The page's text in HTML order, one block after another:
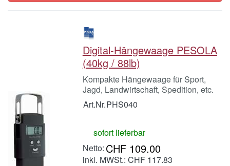
Digital-Hängewaage PESOLA
(40kg / 88lb)
Kompakte Hängewaage für Sport,
Jagd, Landwirtschaft, Spedition, etc.
Art.Nr.PHS040
sofort lieferbar
CHF 109.00
inkl. MWSt.: CHF 117.83